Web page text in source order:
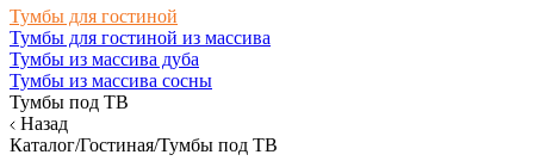
Тумбы для гостиной
Тумбы для гостиной из массива
Тумбы из массива дуба
Тумбы из массива сосны
Тумбы под ТВ
Назад
Каталог/Гостиная/Тумбы под ТВ